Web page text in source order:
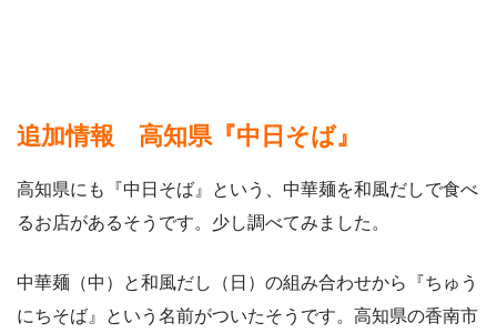
追加情報 高知県『中日そば』
高知県にも『中日そば』という、中華麺を和風だしで食べ
るお店があるそうです。少し調べてみました。
中華麺（中）と和風だし（日）の組み合わせから『ちゅう
にちそば』という名前がついたそうです。高知県の香南市